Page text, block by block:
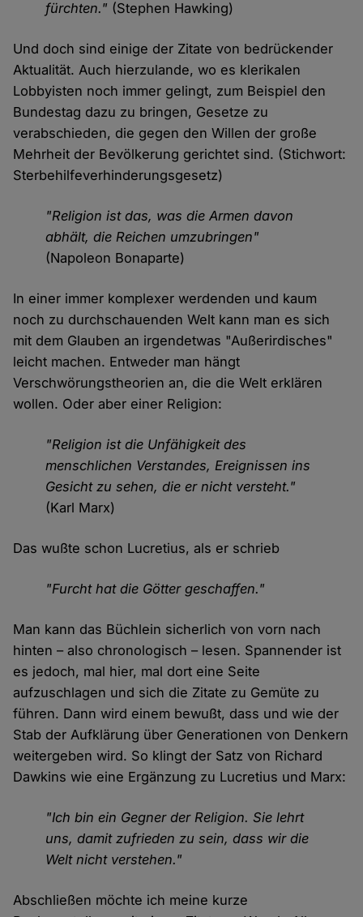
fürchten." (Stephen Hawking)
Und doch sind einige der Zitate von bedrückender
Aktualität. Auch hierzulande, wo es klerikalen
Lobbyisten noch immer gelingt, zum Beispiel den
Bundestag dazu zu bringen, Gesetze zu
verabschieden, die gegen den Willen der große
Mehrheit der Bevölkerung gerichtet sind. (Stichwort:
Sterbehilfeverhinderungsgesetz)
"Religion ist das, was die Armen davon
abhält, die Reichen umzubringen"
(Napoleon Bonaparte)
In einer immer komplexer werdenden und kaum
noch zu durchschauenden Welt kann man es sich
mit dem Glauben an irgendetwas "Außerirdisches"
leicht machen. Entweder man hängt
Verschwörungstheorien an, die die Welt erklären
wollen. Oder aber einer Religion:
"Religion ist die Unfähigkeit des
menschlichen Verstandes, Ereignissen ins
Gesicht zu sehen, die er nicht versteht."
(Karl Marx)
Das wußte schon Lucretius, als er schrieb
"Furcht hat die Götter geschaffen."
Man kann das Büchlein sicherlich von vorn nach
hinten – also chronologisch – lesen. Spannender ist
es jedoch, mal hier, mal dort eine Seite
aufzuschlagen und sich die Zitate zu Gemüte zu
führen. Dann wird einem bewußt, dass und wie der
Stab der Aufklärung über Generationen von Denkern
weitergeben wird. So klingt der Satz von Richard
Dawkins wie eine Ergänzung zu Lucretius und Marx:
"Ich bin ein Gegner der Religion. Sie lehrt
uns, damit zufrieden zu sein, dass wir die
Welt nicht verstehen."
Abschließen möchte ich meine kurze